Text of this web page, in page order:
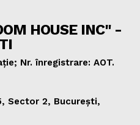
HOUSE INC" -
Nr. înregistrare: AOT.
Sector 2, București,